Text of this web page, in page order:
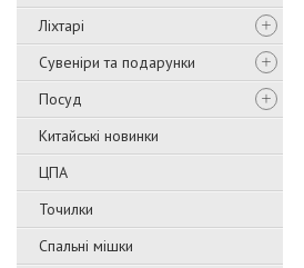
Ліхтарі
Сувеніри та подарунки
Посуд
Китайські новинки
ЦПА
Точилки
Спальні мішки